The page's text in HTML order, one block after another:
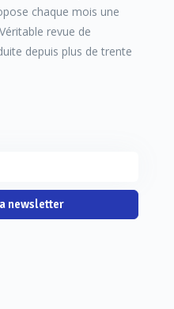
chaque mois une
revue de
depuis plus de trente
newsletter